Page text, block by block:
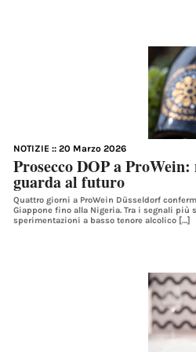
NOTIZIE :: 20 Marzo 2026
Prosecco DOP a
guarda al futuro
Quattro giorni a ProWein Düsseldorf
Giappone fino alla Nigeria. Tra i segnali
sperimentazioni a basso tenore alcolico […]